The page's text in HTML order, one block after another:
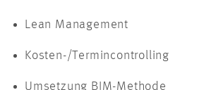
Lean Management
Kosten-/Termincontrolling
Umsetzung BIM-Methode